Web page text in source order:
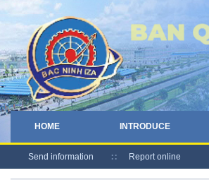
HOME INTRODUCE
Send information Report online